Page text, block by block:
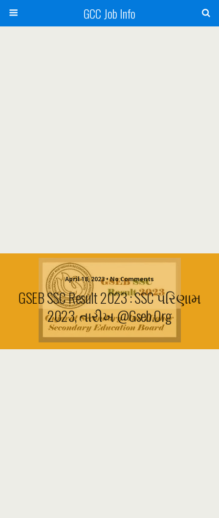
GCC Job Info
April 18, 2023 • No Comments
GSEB SSC Result 2023 : SSC પરિણામ
2023, તારીખ @gseb.org